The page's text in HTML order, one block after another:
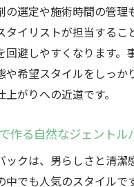
の選定や施術時間の管理
タイリストが担当するこ
回避しやすくなります。
や希望スタイルをしっか
がりへの近道です。
作る自然なジェントル
ックは、男らしさと清潔
中でも人気のスタイルで